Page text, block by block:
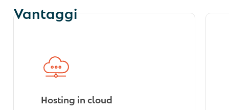
Vantaggi
Hosting in cloud